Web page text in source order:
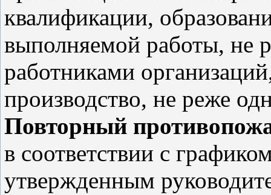
квалификации,
выполняемой работы, не
работниками
производство, не реже
Повторный
в соответствии с
утвержденным